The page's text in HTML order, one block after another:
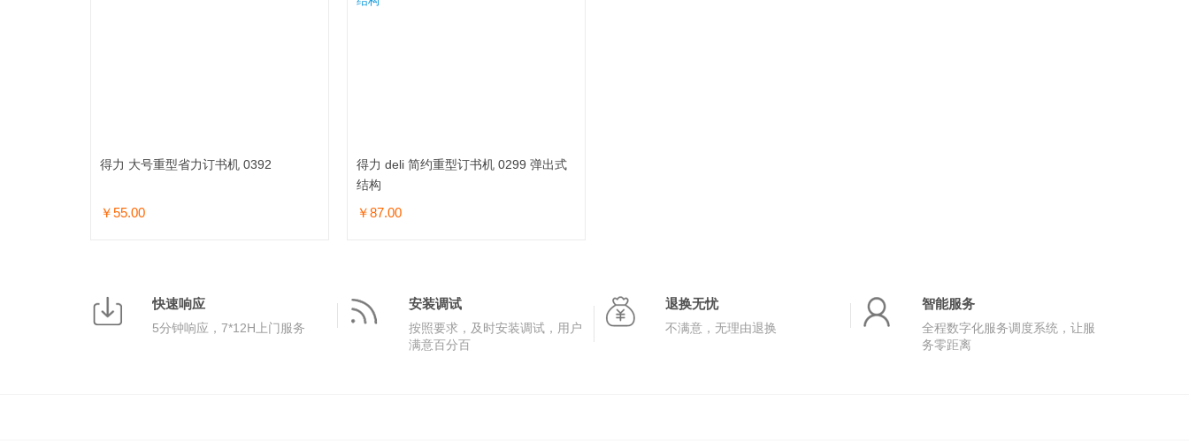
得力 大号重型省力订书机 0392
￥55.00
得力 deli 简约重型订书机 0299 弹出式
结构
￥87.00
快速响应
5分钟响应，7*12H上门服务
安装调试
按照要求，及时安装调试，用户
满意百分百
退换无忧
不满意，无理由退换
智能服务
全程数字化服务调度系统，让服
务零距离